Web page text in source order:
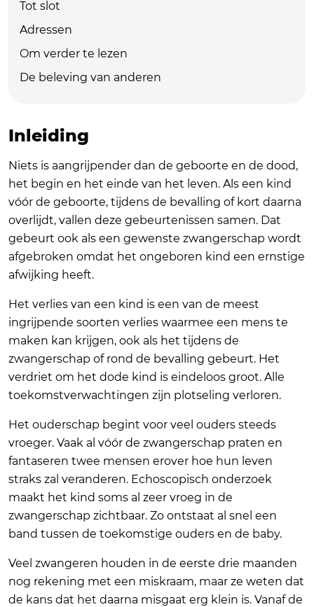
Tot slot
Adressen
Om verder te lezen
De beleving van anderen
Inleiding
Niets is aangrijpender dan de geboorte en de dood,
het begin en het einde van het leven. Als een kind
vóór de geboorte, tijdens de bevalling of kort daarna
overlijdt, vallen deze gebeurtenissen samen. Dat
gebeurt ook als een gewenste zwangerschap wordt
afgebroken omdat het ongeboren kind een ernstige
afwijking heeft.
Het verlies van een kind is een van de meest
ingrijpende soorten verlies waarmee een mens te
maken kan krijgen, ook als het tijdens de
zwangerschap of rond de bevalling gebeurt. Het
verdriet om het dode kind is eindeloos groot. Alle
toekomstverwachtingen zijn plotseling verloren.
Het ouderschap begint voor veel ouders steeds
vroeger. Vaak al vóór de zwangerschap praten en
fantaseren twee mensen erover hoe hun leven
straks zal veranderen. Echoscopisch onderzoek
maakt het kind soms al zeer vroeg in de
zwangerschap zichtbaar. Zo ontstaat al snel een
band tussen de toekomstige ouders en de baby.
Veel zwangeren houden in de eerste drie maanden
nog rekening met een miskraam, maar ze weten dat
de kans dat het daarna misgaat erg klein is. Vanaf de